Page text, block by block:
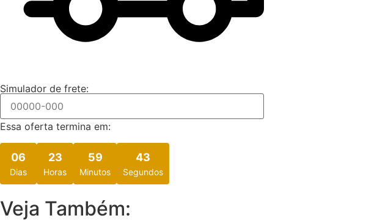
Simulador de frete:
Essa oferta termina em:
06
Dias
23
Horas
59
Minutos
41
Segundos
Veja Também: